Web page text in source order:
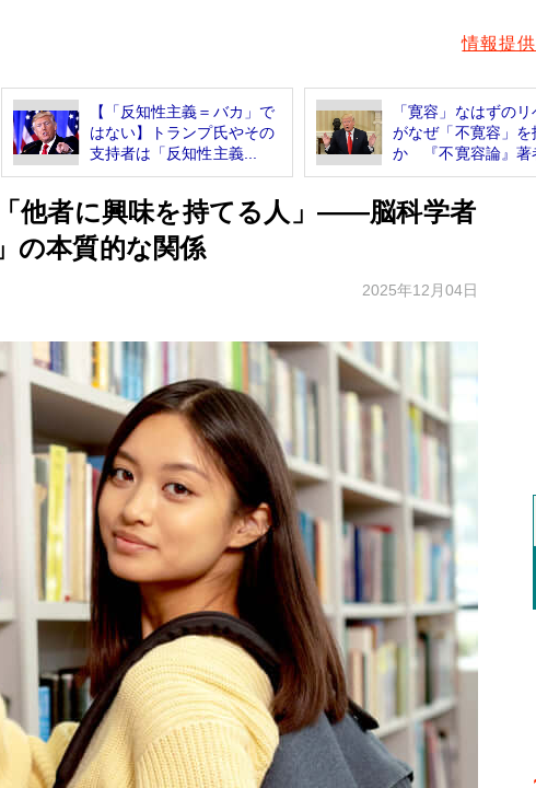
情報提供
【「反知性主義＝バカ」で
はない】トランプ氏やその
支持者は「反知性主義...
「寛容」なはずの
がなぜ「不寛容」を
か 『不寛容論』著
他者に興味を持てる人」――脳科学者
の本質的な関係
2025年12月04日